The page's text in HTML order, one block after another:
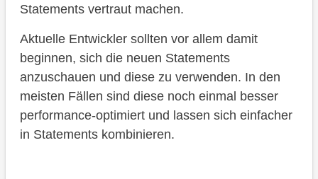
Statements vertraut machen.
Aktuelle Entwickler sollten vor allem damit
beginnen, sich die neuen Statements
anzuschauen und diese zu verwenden. In den
meisten Fällen sind diese noch einmal besser
performance-optimiert und lassen sich einfacher
in Statements kombinieren.